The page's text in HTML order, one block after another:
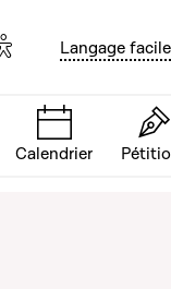
OptionsLangage facile
Calendrier